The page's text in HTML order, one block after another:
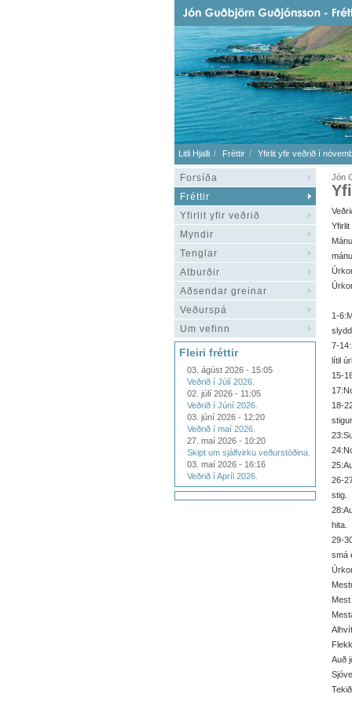
Litli Hjalli Fréttir Yfirlit yfir veðrið í
Forsíða
Fréttir
Yfirlit yfir veðrið
Myndir
Tenglar
Atburðir
Aðsendar greinar
Veðurspá
Um vefinn
Fleiri fréttir
03. ágúst 2026 - 15:05
Veðrið í Júlí 2026.
02. júlí 2026 - 11:05
Veðrið í Júní 2026.
03. júní 2026 - 12:20
Veðrið í maí 2026.
27. maí 2026 - 10:20
Skipt um sjálfvirku veðurstöðina.
03. maí 2026 - 16:16
Veðrið í Apríl 2026.
Jón
Yfirlit
1-
7-
lítil
15-
18-
26-
stig.
hita.
29-
smá
Auð